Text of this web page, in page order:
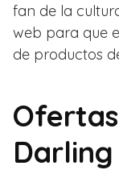
fan de la
web para que
de productos